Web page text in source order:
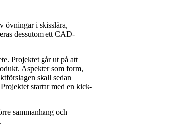
övningar i skisslära,
dessutom ett CAD-
Projektet går ut på att
Aspekter som form,
skall sedan
startar med en kick-
sammanhang och